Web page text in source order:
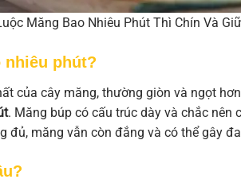
Măng Bao Nhiêu Phút Thì Chín Và
nhiêu phút?
của cây măng, thường giòn và ngọt
. Măng búp có cấu trúc dày và chắc
đủ, măng vẫn còn đắng và có thể gây